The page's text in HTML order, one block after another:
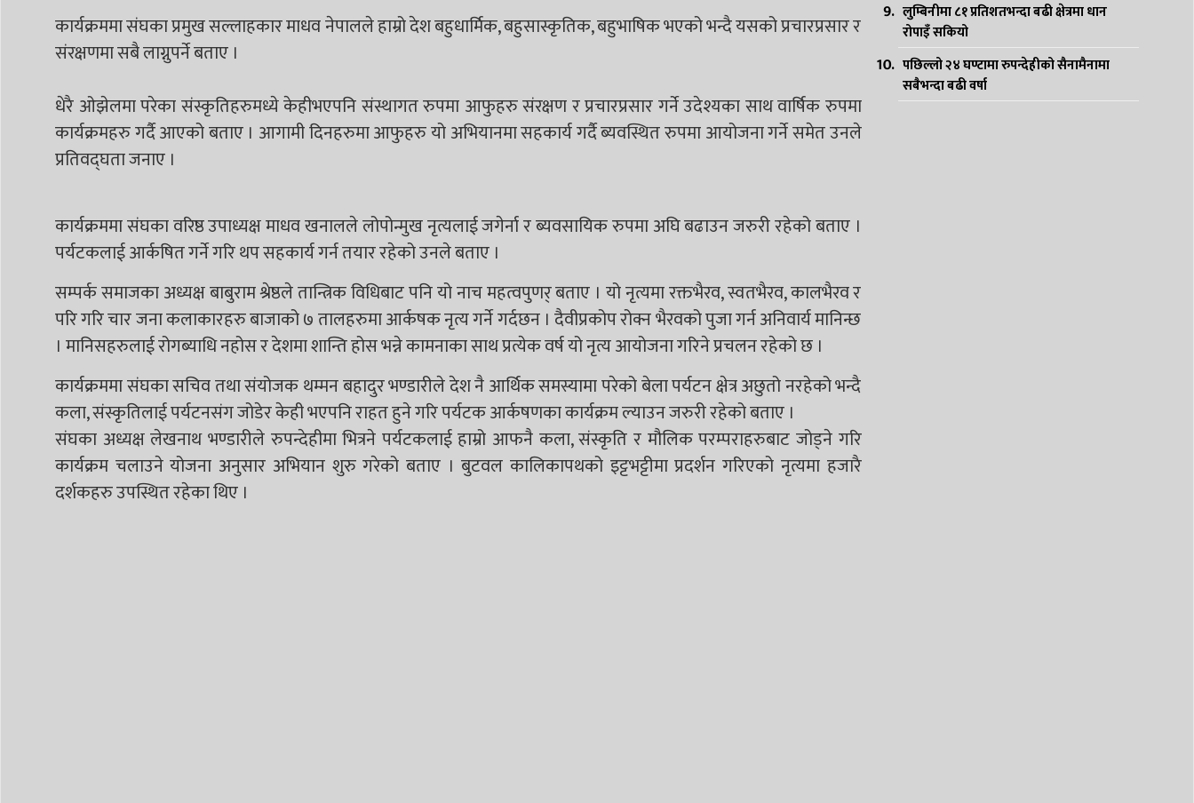
कार्यक्रममा संघका प्रमुख सल्लाहकार माधव नेपालले हाम्रो देश बहुधार्मिक, बहुसास्कृतिक, बहुभाषिक भएको भन्दै यसको प्रचारप्रसार र
संरक्षणमा सबै लाग्नुपर्ने बताए ।
धेरै ओझेलमा परेका संस्कृतिहरुमध्ये केहीभएपनि संस्थागत रुपमा आफुहरु संरक्षण र प्रचारप्रसार गर्ने उदेश्यका साथ वार्षिक रुपमा
कार्यक्रमहरु गर्दै आएको बताए । आगामी दिनहरुमा आफुहरु यो अभियानमा सहकार्य गर्दै ब्यवस्थित रुपमा आयोजना गर्ने समेत उनले
प्रतिवद्घता जनाए ।
कार्यक्रममा संघका वरिष्ठ उपाध्यक्ष माधव खनालले लोपोन्मुख नृत्यलाई जगेर्ना र ब्यवसायिक रुपमा अघि बढाउन जरुरी रहेको बताए ।
पर्यटकलाई आर्कषित गर्ने गरि थप सहकार्य गर्न तयार रहेको उनले बताए ।
सम्पर्क समाजका अध्यक्ष बाबुराम श्रेष्ठले तान्त्रिक विधिबाट पनि यो नाच महत्वपुणर् बताए । यो नृत्यमा रक्तभैरव, स्वतभैरव, कालभैरव र
परि गरि चार जना कलाकारहरु बाजाको ७ तालहरुमा आर्कषक नृत्य गर्ने गर्दछन । दैवीप्रकोप रोक्न भैरवको पुजा गर्न अनिवार्य मानिन्छ
। मानिसहरुलाई रोगब्याधि नहोस र देशमा शान्ति होस भन्ने कामनाका साथ प्रत्येक वर्ष यो नृत्य आयोजना गरिने प्रचलन रहेको छ ।
कार्यक्रममा संघका सचिव तथा संयोजक थम्मन बहादुर भण्डारीले देश नै आर्थिक समस्यामा परेको बेला पर्यटन क्षेत्र अछुतो नरहेको भन्दै
कला, संस्कृतिलाई पर्यटनसंग जोडेर केही भएपनि राहत हुने गरि पर्यटक आर्कषणका कार्यक्रम ल्याउन जरुरी रहेको बताए ।
संघका अध्यक्ष लेखनाथ भण्डारीले रुपन्देहीमा भित्रने पर्यटकलाई हाम्रो आफनै कला, संस्कृति र मौलिक परम्पराहरुबाट जोड्ने गरि
कार्यक्रम चलाउने योजना अनुसार अभियान शुरु गरेको बताए । बुटवल कालिकापथको इट्टभट्टीमा प्रदर्शन गरिएको नृत्यमा हजारै
दर्शकहरु उपस्थित रहेका थिए ।
लुम्बिनीमा ८१ प्रतिशतभन्दा बढी क्षेत्रमा धान
रोपाइँ सकियो
पछिल्लो २४ घण्टामा रुपन्देहीको सैनामैनामा
सबैभन्दा बढी वर्षा